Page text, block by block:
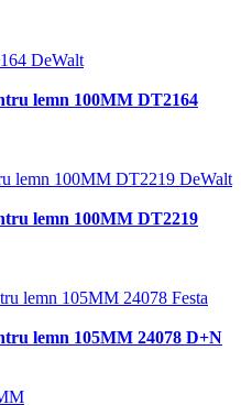
lemn 100MM DT2164
lemn 100MM DT2219
lemn 105MM 24078 D+N